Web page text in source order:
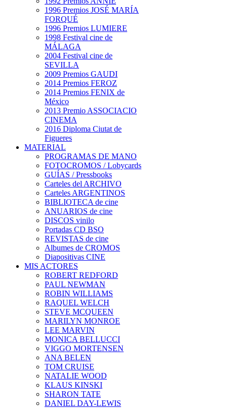
1996 Premios JOSÉ MARÍA
FORQUÉ
1996 Premios LUMIERE
1998 Festival cine de
MÁLAGA
2004 Festival cine de
SEVILLA
2009 Premios GAUDI
2014 Premios FEROZ
2014 Premios FENIX de
México
2013 Premio ASSOCIACIO
CINEMA
2016 Diploma Ciutat de
Figueres
MATERIAL
PROGRAMAS DE MANO
FOTOCROMOS / Lobycards
GUÍAS / Pressbooks
Carteles del ARCHIVO
Carteles ARGENTINOS
BIBLIOTECA de cine
ANUARIOS de cine
DISCOS vinilo
Portadas CD BSO
REVISTAS de cine
Albumes de CROMOS
Diapositivas CINE
MIS ACTORES
ROBERT REDFORD
PAUL NEWMAN
ROBIN WILLIAMS
RAQUEL WELCH
STEVE MCQUEEN
MARILYN MONROE
LEE MARVIN
MONICA BELLUCCI
VIGGO MORTENSEN
ANA BELEN
TOM CRUISE
NATALIE WOOD
KLAUS KINSKI
SHARON TATE
DANIEL DAY-LEWIS